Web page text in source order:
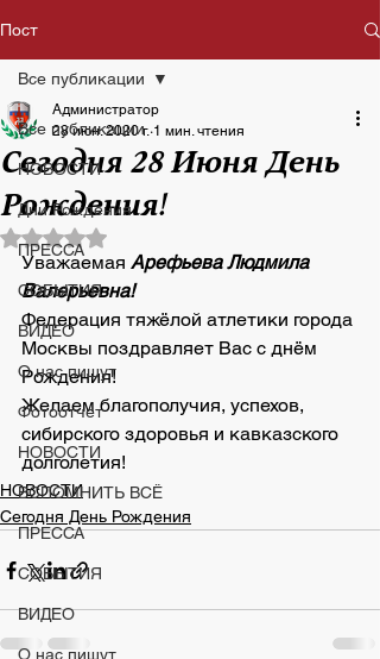
Пост
Все публикации
НОВОСТИ
Дни Рождения
ПРЕССА
СОБЫТИЯ
ВИДЕО
О нас пишут
Фотоотчет
НОВОСТИ
ВСПОМНИТЬ ВСЁ
ПРЕССА
СОБЫТИЯ
ВИДЕО
О нас пишут
Все публикации
Сегодня 28 Июня День
Рождения!
Администратор
28 июн. 2020 г. 1 мин. чтения
Оценка: не число из 5 звезд.
Уважаемая Арефьева Людмила
Валерьевна!
Федерация тяжёлой атлетики города
Москвы поздравляет Вас с днём
Рождения!
Желаем благополучия, успехов,
сибирского здоровья и кавказского
долголетия!
НОВОСТИ
Сегодня День Рождения